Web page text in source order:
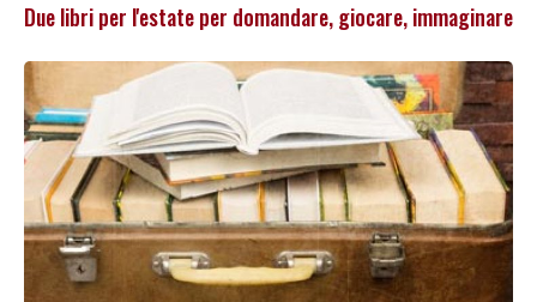
Due libri per l'estate per domandare, giocare, immaginare